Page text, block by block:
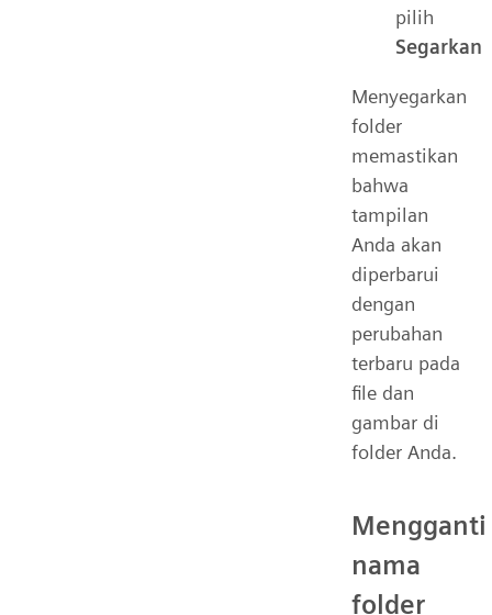
pilih
Segarkan
Menyegarkan
folder
memastikan
bahwa
tampilan
Anda akan
diperbarui
dengan
perubahan
terbaru pada
file dan
gambar di
folder Anda.
Mengganti
nama
folder